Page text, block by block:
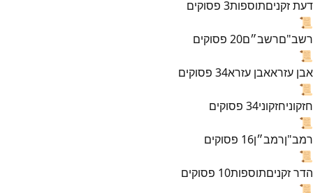
דעת זקניםתוספות3 פסוקים
📜
רשב"םרשב״ם20 פסוקים
📜
אבן עזראאבן עזרא34 פסוקים
📜
חזקוניחזקוני34 פסוקים
📜
רמב"ןרמב״ן16 פסוקים
📜
הדר זקניםתוספות10 פסוקים
📜